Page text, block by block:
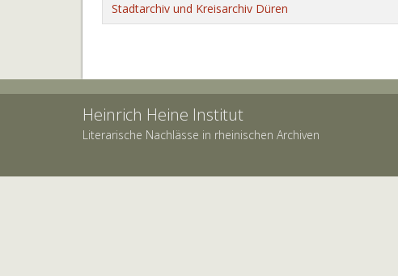
Stadtarchiv und Kreisarchiv Düren
Heinrich Heine Institut
Literarische Nachlässe in rheinischen Archiven